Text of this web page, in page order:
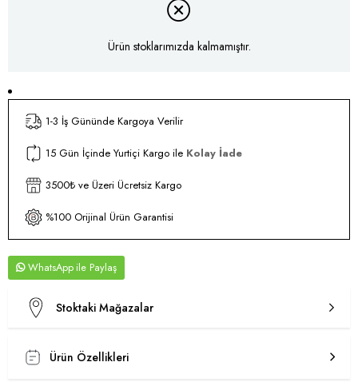
Ürün stoklarımızda kalmamıştır.
1-3 İş Gününde Kargoya Verilir
15 Gün İçinde Yurtiçi Kargo ile Kolay İade
3500₺ ve Üzeri Ücretsiz Kargo
%100 Orijinal Ürün Garantisi
WhatsApp
Stoktaki Mağazalar
Ürün Özellikleri